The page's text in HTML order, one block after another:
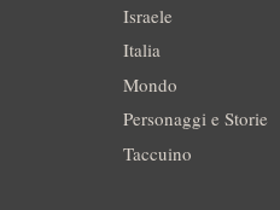
Israele
Italia
Mondo
Personaggi e Storie
Taccuino